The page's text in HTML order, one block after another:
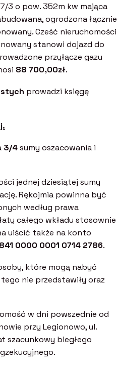
3 o pow. 352m kw mająca
ogrodzona łącznie
Cześć nieruchomości
stanowi dojazd do
przyłącze gazu
88 700,00zł.
prowadzi księgę
3/4sumy oszacowania i
jednej dziesiątej sumy
Rękojmia powinna być
według prawa
całego wkładu stosownie
uiścić także na konto
0000 0001 0714 2786.
które mogą nabyć
nie przedstawiły oraz
w dni powszednie od
przy Legionowo, ul.
szacunkowy biegłego